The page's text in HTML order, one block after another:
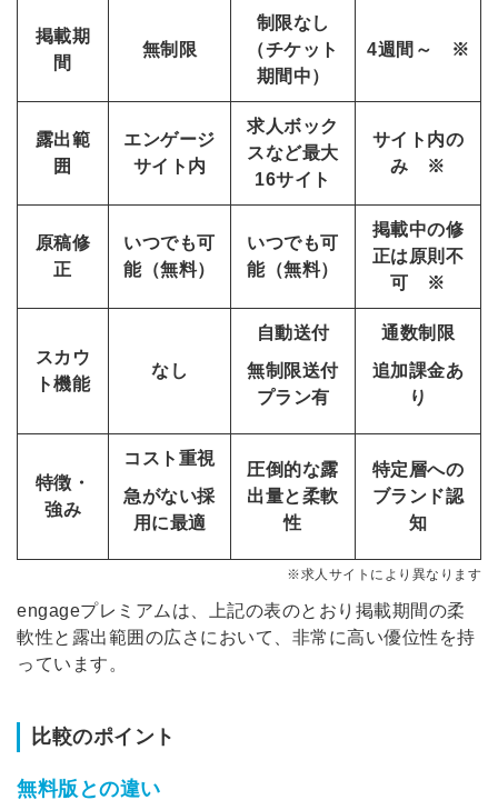
掲載期
間
無制限
制限なし
（チケット
期間中）
4週間～ ※
露出範
囲
エンゲージ
サイト内
求人ボック
スなど最大
16サイト
サイト内の
み ※
原稿修
正
いつでも可
能（無料）
いつでも可
能（無料）
掲載中の修
正は原則不
可 ※
スカウ
ト機能
なし
自動送付
無制限送付
プラン有
通数制限
追加課金あ
り
特徴・
強み
コスト重視
急がない採
用に最適
圧倒的な露
出量と柔軟
性
特定層への
ブランド認
知
※求人サイトにより異なります
engageプレミアムは、上記の表のとおり掲載期間の柔
軟性と露出範囲の広さにおいて、非常に高い優位性を持
っています。
比較のポイント
無料版との違い
する
忘れですか？
ートが届く
採用に役立つ記事・資料が届く
メールアドレス
利用規約 と個人情報の取り扱いについて
登録する
みんなの採用部があなたの許可なく投稿すること
はありません